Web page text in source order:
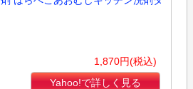
1,870円(税込)
Yahoo!で詳しく見る